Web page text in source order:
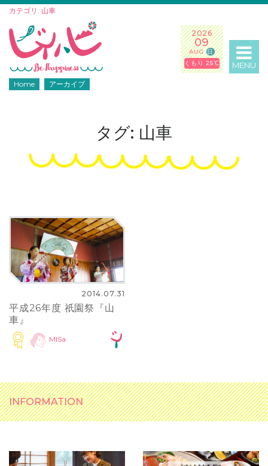
カテゴリ: 山車
2026
09
AUG日
くもり 25℃
MENU
Home アーカイブ
タグ: 山車
2014.07.31
平成26年度 祇園祭『山
車』
MISa
INFORMATION